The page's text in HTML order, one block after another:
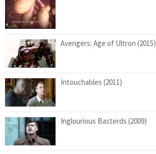
Avengers: Age of Ultron (2015)
Intouchables (2011)
Inglourious Basterds (2009)